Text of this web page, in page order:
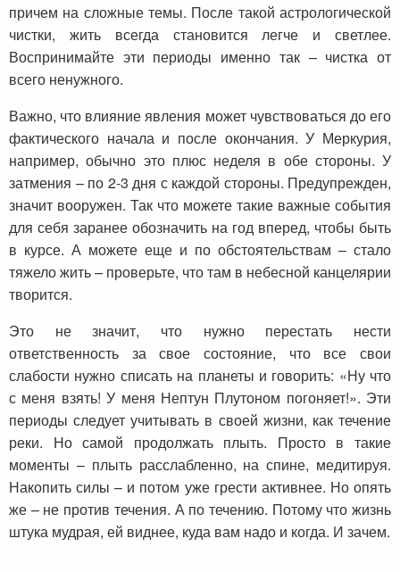
причем на сложные темы. После такой астрологической
чистки, жить всегда становится легче и светлее.
Воспринимайте эти периоды именно так – чистка от
всего ненужного.
Важно, что влияние явления может чувствоваться до его
фактического начала и после окончания. У Меркурия,
например, обычно это плюс неделя в обе стороны. У
затмения – по 2-3 дня с каждой стороны. Предупрежден,
значит вооружен. Так что можете такие важные события
для себя заранее обозначить на год вперед, чтобы быть
в курсе. А можете еще и по обстоятельствам – стало
тяжело жить – проверьте, что там в небесной канцелярии
творится.
Это не значит, что нужно перестать нести
ответственность за свое состояние, что все свои
слабости нужно списать на планеты и говорить: «Ну что
с меня взять! У меня Нептун Плутоном погоняет!». Эти
периоды следует учитывать в своей жизни, как течение
реки. Но самой продолжать плыть. Просто в такие
моменты – плыть расслабленно, на спине, медитируя.
Накопить силы – и потом уже грести активнее. Но опять
же – не против течения. А по течению. Потому что жизнь
штука мудрая, ей виднее, куда вам надо и когда. И зачем.